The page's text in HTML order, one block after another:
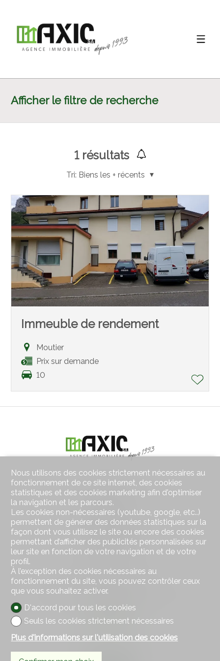
Afficher le filtre de recherche
1résultats
Tri: Biens les + récents
Immeuble de rendement
Moutier
Prix sur demande
10
Contactez-nous
AXIC SA
Rue des Moulins 18
2800 Delémont
Tél. 032 422 64 67
Mob.
079 439 59 20
Fax 032 422 65 14
info@axic.ch
Restez connecté
Ne laissez aucun bien vous échapper, inscrivez-vous
S'abonner
Suivez-nous sur
Nous utilisons des cookies strictement nécessaires au
fonctionnement de ce site internet, des cookies
statistiques et des cookies marketing afin d'optimiser
la navigation et les parcours.
Les cookies non-nécessaires (youtube, google, etc..)
permettent de générer des données statistiques sur la
façon dont vous utilisez le site ou encore des cookies
permettant d’afficher des publicités personnalisées sur
leur site en fonction de votre navigation et de votre
profil.
À l’exception des cookies nécessaires au
fonctionnement du site, vous pouvez contrôler ceux
que vous souhaitez activer.
D'accord pour tous les cookies
Seuls les cookies strictement nécessaires
Plus d'informations sur l'utilisation des cookies